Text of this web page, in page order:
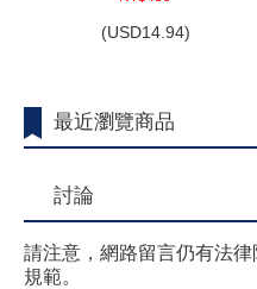
(USD14.94)
最近瀏覽商品
討論
請注意，網路留言仍有法律
規範。